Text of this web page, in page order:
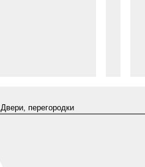
Двери, перегородки